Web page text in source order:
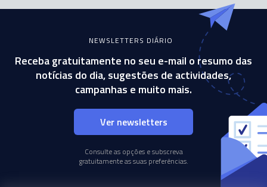
NEWSLETTERS DIÁRIO
Receba gratuitamente no seu e-mail o resumo das
notícias do dia, sugestões de actividades,
campanhas e muito mais.
Ver newsletters
Consulte as opções e subscreva
gratuitamente as suas preferências.